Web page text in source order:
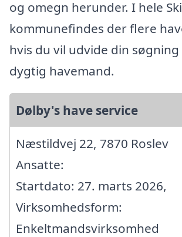
og omegn herunder. I hele
kommunefindes der flere
hvis du vil udvide din
dygtig havemand.
Dølby's have service
Næstildvej 22, 7870 Roslev
Ansatte:
Startdato: 27. marts 2026,
Virksomhedsform:
Enkeltmandsvirksomhed